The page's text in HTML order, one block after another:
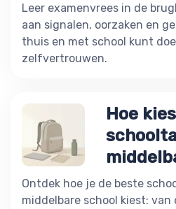
Leer examenvrees in de
aan signalen, oorzaken en
thuis en met school kunt
zelfvertrouwen.
Hoe
Ontdek hoe je de beste
middelbare school kiest: